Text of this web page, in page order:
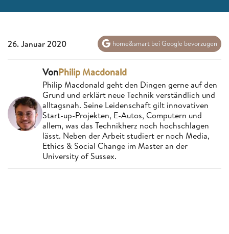
26. Januar 2020 home&smart bei Google bevorzugen
VonPhilip Macdonald
Philip Macdonald geht den Dingen gerne auf den
Grund und erklärt neue Technik verständlich und
alltagsnah. Seine Leidenschaft gilt innovativen
Start-up-Projekten, E-Autos, Computern und
allem, was das Technikherz noch hochschlagen
lässt. Neben der Arbeit studiert er noch Media,
Ethics & Social Change im Master an der
University of Sussex.